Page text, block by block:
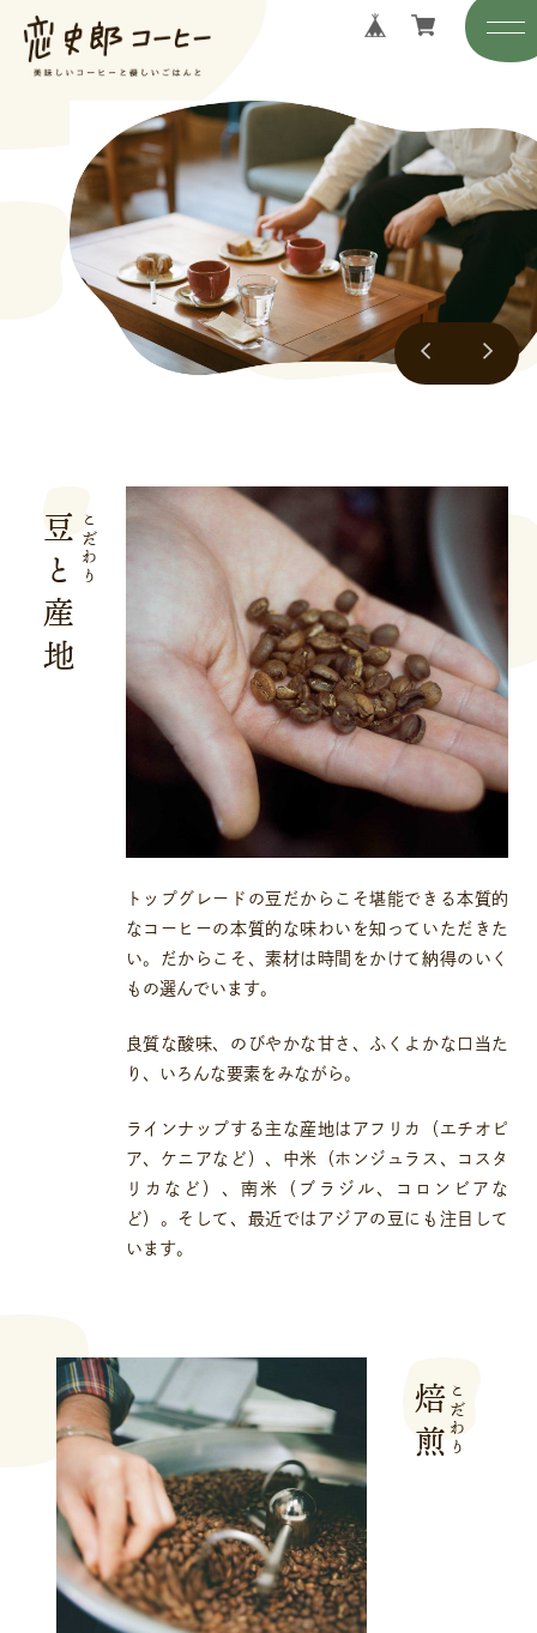
こだわり
豆と産地
トップグレードの豆だからこそ堪能できる本質的
なコーヒーの本質的な味わいを知っていただきた
い。だからこそ、素材は時間をかけて納得のいく
もの選んでいます。
良質な酸味、のびやかな甘さ、ふくよかな口当た
り、いろんな要素をみながら。
ラインナップする主な産地はアフリカ（エチオピ
ア、ケニアなど）、中米（ホンジュラス、コスタ
リカなど）、南米（ブラジル、コロンビアな
ど）。そして、最近ではアジアの豆にも注目して
います。
こだわり
焙煎